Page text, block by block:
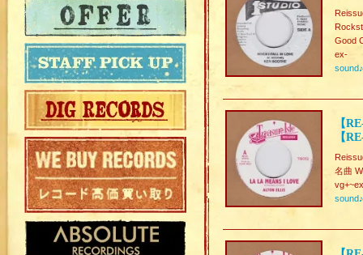
Good
ex-
sound♪
【
【
名曲
sound♪